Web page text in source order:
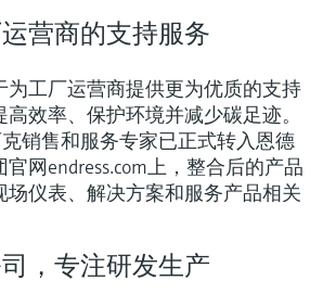
营商的支持服务
为工厂运营商提供更为优质的支持
效率、保护环境并减少碳足迹。
销售和服务专家已正式转入恩德
网endress.com上，整合后的产品
场仪表、解决方案和服务产品相关
，专注研发生产